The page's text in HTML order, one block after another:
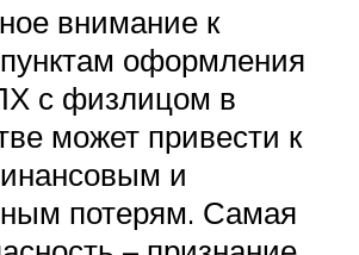
внимание к
оформления
с физлицом в
может привести к
и
потерям. Самая